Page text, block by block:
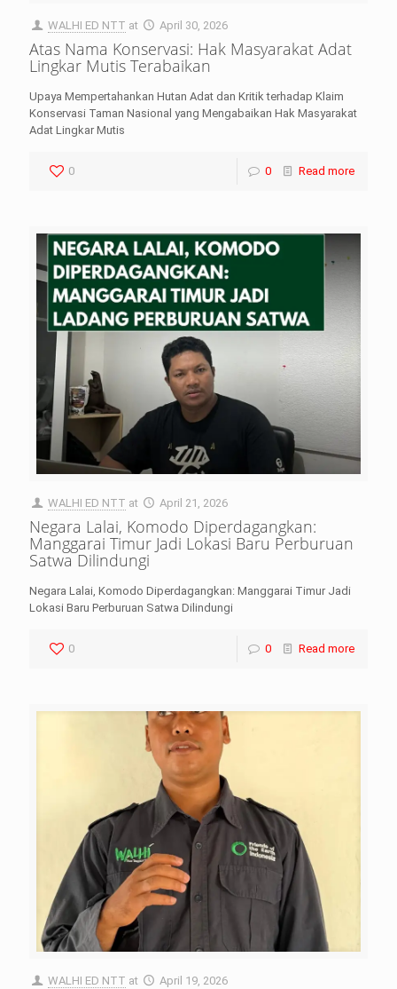
WALHI ED NTT at April 30, 2026
Atas Nama Konservasi: Hak Masyarakat Adat
Lingkar Mutis Terabaikan
Upaya Mempertahankan Hutan Adat dan Kritik terhadap Klaim
Konservasi Taman Nasional yang Mengabaikan Hak Masyarakat
Adat Lingkar Mutis
0 0 Read more
WALHI ED NTT at April 21, 2026
Negara Lalai, Komodo Diperdagangkan:
Manggarai Timur Jadi Lokasi Baru Perburuan
Satwa Dilindungi
Negara Lalai, Komodo Diperdagangkan: Manggarai Timur Jadi
Lokasi Baru Perburuan Satwa Dilindungi
0 0 Read more
WALHI ED NTT at April 19, 2026